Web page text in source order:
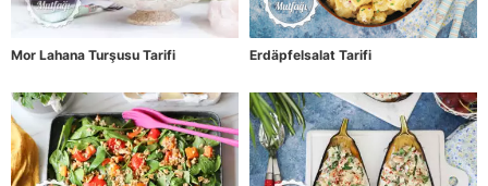
Mor Lahana Turşusu Tarifi Erdäpfelsalat Tarifi